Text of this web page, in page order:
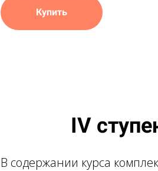
Купить
IV
В содержании курса